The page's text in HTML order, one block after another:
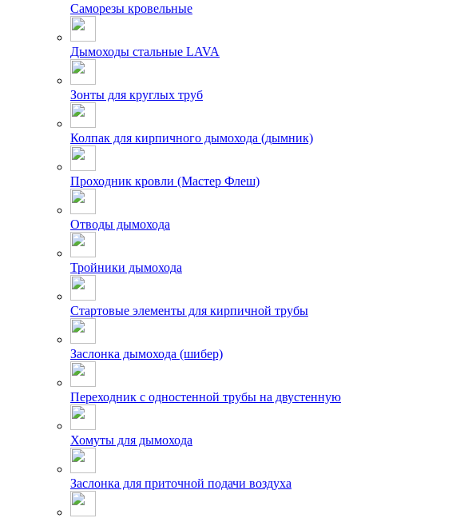
Саморезы кровельные
Дымоходы стальные LAVA
Зонты для круглых труб
Колпак для кирпичного дымохода (дымник)
Проходник кровли (Мастер Флеш)
Отводы дымохода
Тройники дымохода
Стартовые элементы для кирпичной трубы
Заслонка дымохода (шибер)
Переходник с одностенной трубы на двустенную
Хомуты для дымохода
Заслонка для приточной подачи воздуха